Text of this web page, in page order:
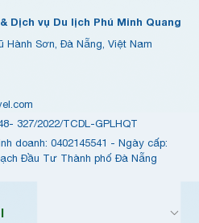
Dịch vụ Du lịch Phú Minh Quang
Hành Sơn, Đà Nẵng, Việt Nam
327/2022/TCDL-GPLHQT
doanh: 0402145541 - Ngày cấp:
Đầu Tư Thành phố Đà Nẵng